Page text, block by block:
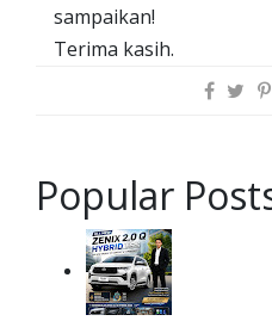
sampaikan!
Terima kasih.
Popular